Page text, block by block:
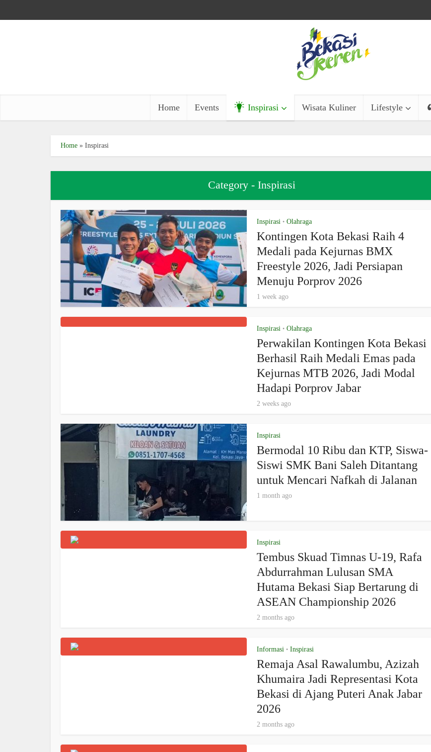
Home Events Inspirasi Wisata Kuliner Lifestyle
Home » Inspirasi
Category - Inspirasi
Inspirasi • Olahraga
Kontingen Kota Bekasi Raih 4
Medali pada Kejurnas BMX
Freestyle 2026, Jadi Persiapan
Menuju Porprov 2026
1 week ago
Inspirasi • Olahraga
Perwakilan Kontingen Kota Bekasi
Berhasil Raih Medali Emas pada
Kejurnas MTB 2026, Jadi Modal
Hadapi Porprov Jabar
2 weeks ago
Inspirasi
Bermodal 10 Ribu dan KTP, Siswa-
Siswi SMK Bani Saleh Ditantang
untuk Mencari Nafkah di Jalanan
1 month ago
Inspirasi
Tembus Skuad Timnas U-19, Rafa
Abdurrahman Lulusan SMA
Hutama Bekasi Siap Bertarung di
ASEAN Championship 2026
2 months ago
Informasi • Inspirasi
Remaja Asal Rawalumbu, Azizah
Khumaira Jadi Representasi Kota
Bekasi di Ajang Puteri Anak Jabar
2026
2 months ago